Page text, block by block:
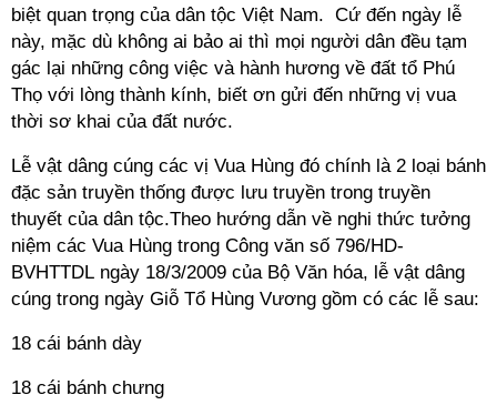
biệt quan trọng của dân tộc Việt Nam. Cứ đến ngày lễ
này, mặc dù không ai bảo ai thì mọi người dân đều tạm
gác lại những công việc và hành hương về đất tổ Phú
Thọ với lòng thành kính, biết ơn gửi đến những vị vua
thời sơ khai của đất nước.
Lễ vật dâng cúng các vị Vua Hùng đó chính là 2 loại bánh
đặc sản truyền thống được lưu truyền trong truyền
thuyết của dân tộc.Theo hướng dẫn về nghi thức tưởng
niệm các Vua Hùng trong Công văn số 796/HD-
BVHTTDL ngày 18/3/2009 của Bộ Văn hóa, lễ vật dâng
cúng trong ngày Giỗ Tổ Hùng Vương gồm có các lễ sau:
18 cái bánh dày
18 cái bánh chưng